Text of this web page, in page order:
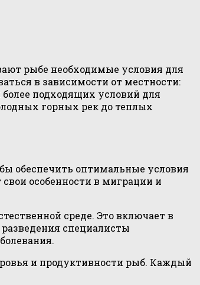
рыбе необходимые условия для
в зависимости от местности:
подходящих условий для
горных рек до теплых
обеспечить оптимальные условия
особенности в миграции и
среде. Это включает в
специалисты
и продуктивности рыб. Каждый